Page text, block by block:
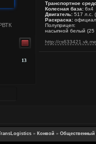
13
Транспортное
Колесная база: 6x4
Двигатель: 517 л.с.
Раскраска:
Полуприцеп:
насыпной белый (25
http://
» Конвой » Общественный